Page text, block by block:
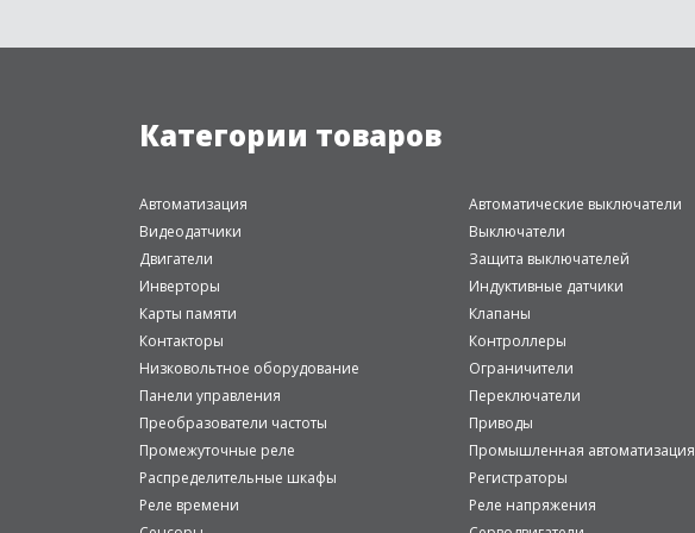
Категории товаров
Автоматизация Автоматические выключатели
Видеодатчики
Выключатели
Двигатели
Защита выключателей
Инверторы
Индуктивные датчики
Карты памяти
Клапаны
Контакторы
Контроллеры
Низковольтное оборудование
Ограничители
Панели управления
Переключатели
Преобразователи частоты
Приводы
Промежуточные реле
Промышленная автоматизация
Распределительные шкафы
Регистраторы
Реле времени
Реле напряжения